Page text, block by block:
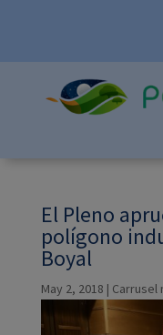
El Pleno
polígono
Boyal
May 2, 2018 | Carrusel